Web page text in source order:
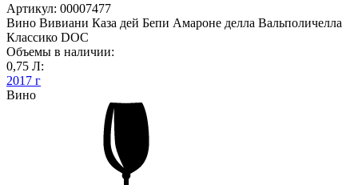
Артикул: 00007477
Вино Вивиани Каза дей Бепи Амароне делла Вальполичелла
Классико DOC
Объемы в наличии:
0,75 Л:
2017 г
Вино